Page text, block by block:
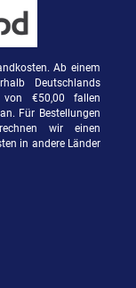
Ab einem
Deutschlands
von €50,00 fallen
Für Bestellungen
wir einen
in andere Länder